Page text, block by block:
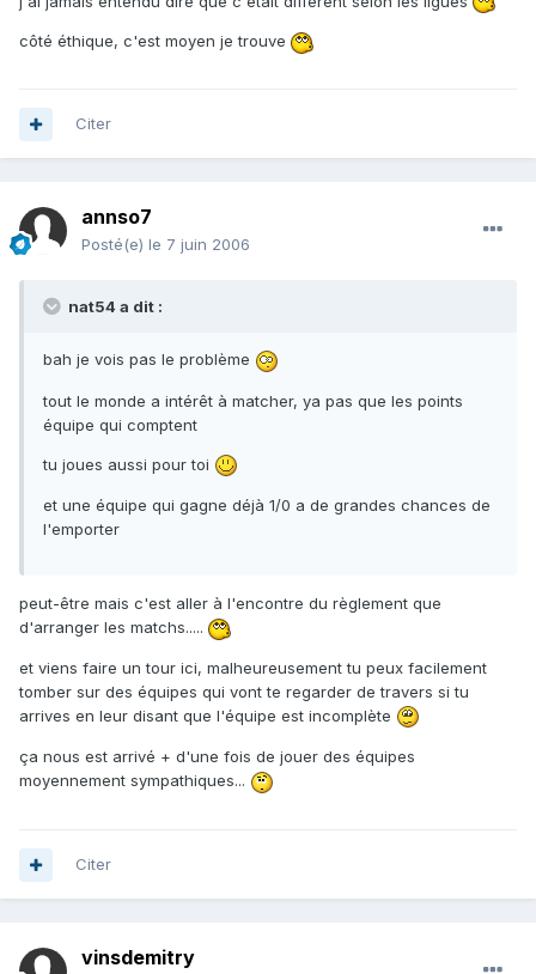
côté éthique, c'est moyen je trouve
Citer
annso7
Posté(e) le 7 juin 2006
nat54 a dit :
bah je vois pas le problème
tout le monde a intérêt à matcher, ya pas que les points
équipe qui comptent
tu joues aussi pour toi
et une équipe qui gagne déjà 1/0 a de grandes chances de
l'emporter
peut-être mais c'est aller à l'encontre du règlement que
d'arranger les matchs.....
et viens faire un tour ici, malheureusement tu peux facilement
tomber sur des équipes qui vont te regarder de travers si tu
arrives en leur disant que l'équipe est incomplète
ça nous est arrivé + d'une fois de jouer des équipes
moyennement sympathiques...
Citer
vinsdemitry